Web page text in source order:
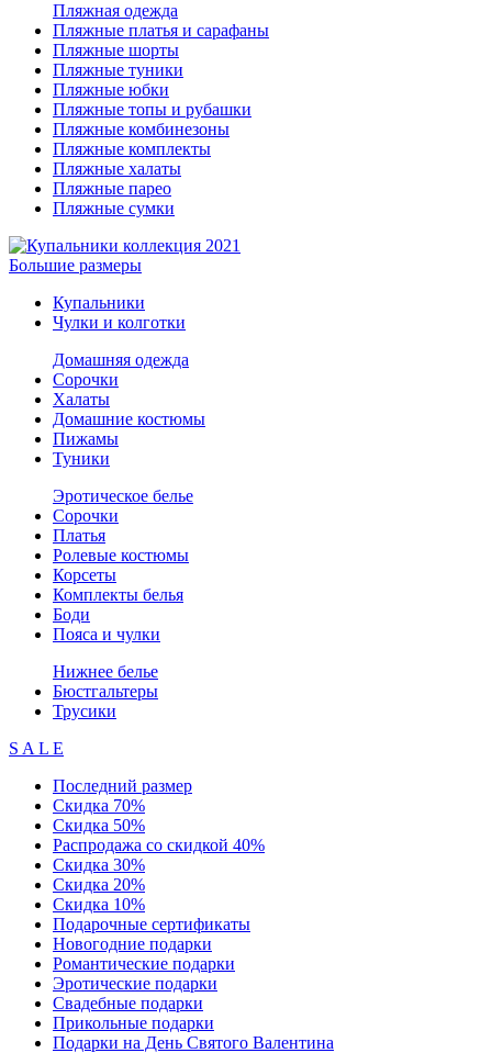
Пляжная одежда
Пляжные платья и сарафаны
Пляжные шорты
Пляжные туники
Пляжные юбки
Пляжные топы и рубашки
Пляжные комбинезоны
Пляжные комплекты
Пляжные халаты
Пляжные парео
Пляжные сумки
Большие размеры
Купальники
Чулки и колготки
Домашняя одежда
Сорочки
Халаты
Домашние костюмы
Пижамы
Туники
Эротическое белье
Сорочки
Платья
Ролевые костюмы
Корсеты
Комплекты белья
Боди
Пояса и чулки
Нижнее белье
Бюстгальтеры
Трусики
S A L E
Последний размер
Скидка 70%
Скидка 50%
Распродажа со скидкой 40%
Скидка 30%
Скидка 20%
Скидка 10%
Подарочные сертификаты
Новогодние подарки
Романтические подарки
Эротические подарки
Свадебные подарки
Прикольные подарки
Подарки на День Святого Валентина